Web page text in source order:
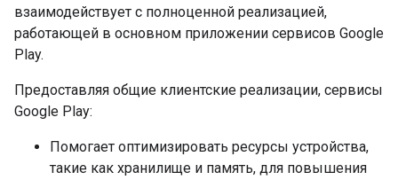
взаимодействует с полноценной реализацией,
работающей в основном приложении сервисов Google
Play.
Предоставляя общие клиентские реализации, сервисы
Google Play:
Помогает оптимизировать ресурсы устройства,
такие как хранилище и память, для повышения